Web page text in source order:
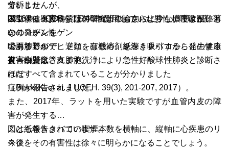
分析した
国立保健医療科学院の研究班の論文により、濃度は低いも
のの発がん性
のあるアルデヒド類をはじめ、紙巻きタバコから発生する
有害物質は
ほぼすべて含まれていることが分かりました
（Bekki K, et al. J UOEH. 39(3), 201-207, 2017）。
す。
吸引する有害物質は前２者よりもさらに少ないですが、薄
いニコチンを
吸引するので、逆に、有機溶剤を深く吸引することの健康
被害が懸念されます。
ていませんが、
2016年、iQOSを1日40本使用していた男性が呼吸困難と
なり、レントゲン
で両肺野が
真っ白、気管支肺胞洗浄により急性好酸球性肺炎と診断さ
れた
症例が報告されました。
また、2017年、ラットを用いた実験ですが血管内皮の障
害が発生する
ことも報告されています。
今後、その有害性は徐々に明らかになることでしょう。
図は紙巻きタバコの喫煙本数を横軸に、縦軸に心疾患のリ
スクを